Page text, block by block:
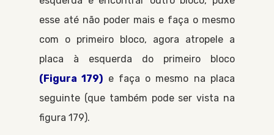
esse até não poder mais e faça o mesmo
com o primeiro bloco, agora atropele a
placa à esquerda do primeiro bloco
(Figura 179) e faça o mesmo na placa
seguinte (que também pode ser vista na
figura 179).